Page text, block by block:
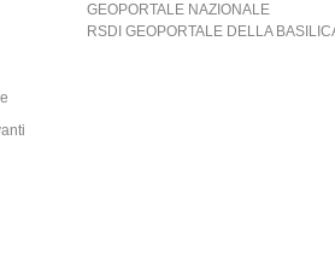
GEOPORTALE NAZIONALE
RSDI GEOPORTALE DELLA